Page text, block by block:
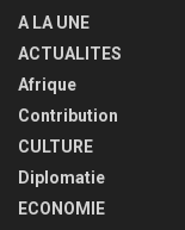
A LA UNE
ACTUALITES
Afrique
Contribution
CULTURE
Diplomatie
ECONOMIE